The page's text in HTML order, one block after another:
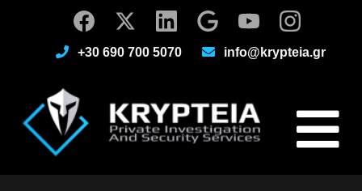
+30 690 700 5070 info@krypteia.gr